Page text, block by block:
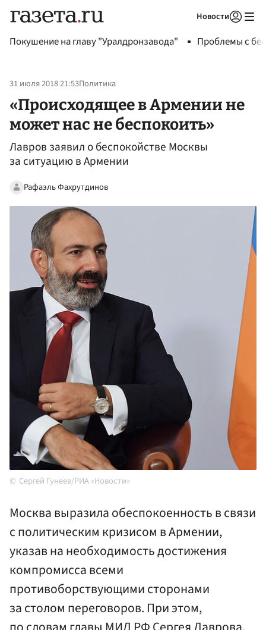
Новости
Покушение на главу "Уралдронзавода" Проблемы с
31 июля 2018 21:53Политика
«Происходящее в Армении не
может нас не беспокоить»
Лавров заявил о беспокойстве Москвы
за ситуацию в Армении‍
Рафаэль Фахрутдинов
Сергей Гунеев/РИА «Новости»
Москва выразила обеспокоенность в связи
с политическим кризисом в Армении,
указав на необходимость достижения
компромисса всеми
противоборствующими сторонами
за столом переговоров. При этом,